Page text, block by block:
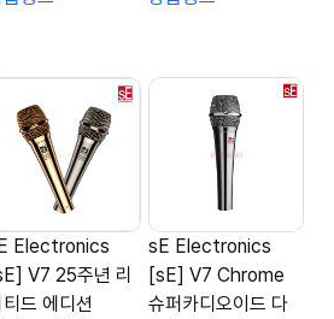
Electronics
V7 25주년 리
티드 에디션
sE Electronics
[sE] V7 Chrome
슈퍼카디오이드 다